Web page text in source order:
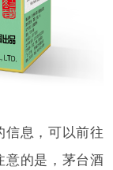
息，可以前往
意的是，茅台酒